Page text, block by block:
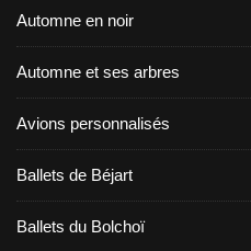
Automne en noir
Automne et ses arbres
Avions personnalisés
Ballets de Béjart
Ballets du Bolchoï